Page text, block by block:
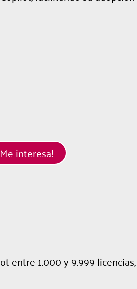
interesa!
1.000 y 9.999